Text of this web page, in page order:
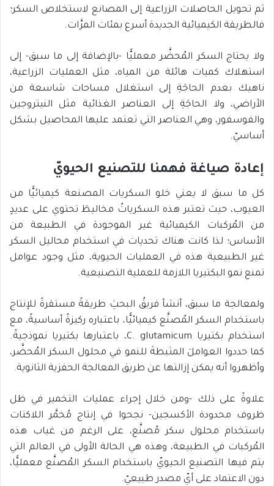
ثم تحويل الحاصلات الزراعية إلى المصانع لاستخلاص السكر؛
فالطريقة الكيميائية الجديدة أسرع بمئات المرَّات.
ولا يحتاج السكر المُحضَّر معمليًّا -بالإضافة إلى ما سبق- إلى
استهلاك كميات هائلة من المياه، مثل العمليات الزراعية،
ناهيك بعدم الحاجَةِ إلى استغلال مساحات شاسعة من
الأراضي، ولا الحاجَةِ إلى العناصر الغذائية مثل النيتروجين
والفوسفور، وهي العناصر التي تعتمد عليها المحاصيل بشكل
أساسيّ.
إعادة صياغة فهمنا للتصنيع الحيويّ
كل ما سبق لا يعني خلو السكريات المصنعة كيميائيًّا من
العيوب، حيث تعتبر هذه السكرياتُ مخاليطَ تحتوي على عديدٍ
من المُركبات الكيميائية غير الموجودة في الطبيعة من
الأساس؛ لذا كانت هناك تحديات في استخدام محاليل السكر
غير الطبيعية هذه في العمليات الحيوية، مثل وجود عوامل
تمنع نمو البكتيريا اللازمة للعملية التصنيعية.
ولمعالجة ما سبق، أنشأ فريقُ البحثِ طريقةً مستقرةً للإنتاج
باستخدام السكر المُصنَّع كيميائيًّا، باعتباره ركيزةً أساسيةً، مع
استخدام بكتيريا C. glutamicum، باعتبارها بكتيريا نموذجيةً.
كما حددوا العواملَ المثبطةَ للنمو في محلول السكر المُحضَّر،
وأظهروا أنه يمكن إزالتها عن طريق المعالجة الحفزية الثانوية.
علاوةً على ذلك -ومن خلال إجراء عمليات التخمير في ظل
ظروف محدودة الأكسجين- نجحوا في إنتاج مُخمَّر اللاكتات
باستخدام محلول سكر مُصنَّع، على الرغم من غياب هذه
المُركبات في الطبيعة، وهذه هي الحالة الأولى في العالم التي
يتم فيها التصنيع الحيويّ باستخدام السكر المُصنَّع معمليًّا،
دون الاعتماد على أيّ مصدر طبيعيّ.